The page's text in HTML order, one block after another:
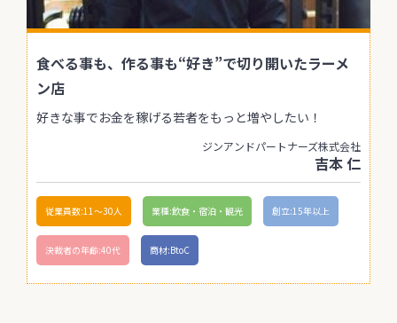
食べる事も、作る事も“好き”で切り開いたラーメ
ン店
好きな事でお金を稼げる若者をもっと増やしたい！
ジンアンドパートナーズ株式会社
吉本 仁
従業員数:11〜30人 業種:飲食・宿泊・観光 創立:15年以上
決裁者の年齢:40代 商材:BtoC